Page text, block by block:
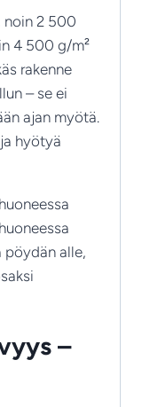
noin 2 500
4 500 g/m²
rakenne
– se ei
ajan myötä.
hyötyä
pöydän alle,
–